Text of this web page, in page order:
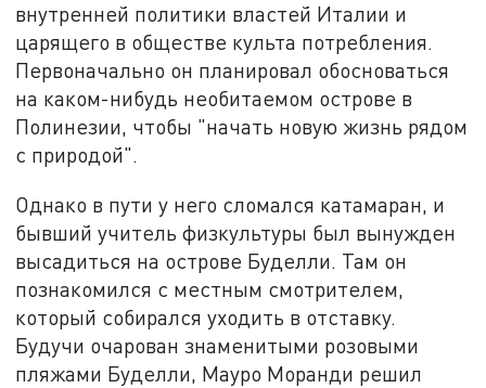
внутренней политики властей Италии и
царящего в обществе культа потребления.
Первоначально он планировал обосноваться
на каком-нибудь необитаемом острове в
Полинезии, чтобы "начать новую жизнь рядом
с природой".
Однако в пути у него сломался катамаран, и
бывший учитель физкультуры был вынужден
высадиться на острове Буделли. Там он
познакомился с местным смотрителем,
который собирался уходить в отставку.
Будучи очарован знаменитыми розовыми
пляжами Буделли, Мауро Моранди решил